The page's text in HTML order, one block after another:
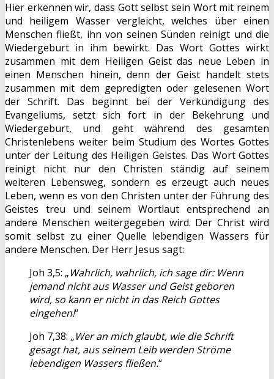
Hier erkennen wir, dass Gott selbst sein Wort mit reinem
und heiligem Wasser vergleicht, welches über einen
Menschen fließt, ihn von seinen Sünden reinigt und die
Wiedergeburt in ihm bewirkt. Das Wort Gottes wirkt
zusammen mit dem Heiligen Geist das neue Leben in
einen Menschen hinein, denn der Geist handelt stets
zusammen mit dem gepredigten oder gelesenen Wort
der Schrift. Das beginnt bei der Verkündigung des
Evangeliums, setzt sich fort in der Bekehrung und
Wiedergeburt, und geht während des gesamten
Christenlebens weiter beim Studium des Wortes Gottes
unter der Leitung des Heiligen Geistes. Das Wort Gottes
reinigt nicht nur den Christen ständig auf seinem
weiteren Lebensweg, sondern es erzeugt auch neues
Leben, wenn es von den Christen unter der Führung des
Geistes treu und seinem Wortlaut entsprechend an
andere Menschen weitergegeben wird. Der Christ wird
somit selbst zu einer Quelle lebendigen Wassers für
andere Menschen. Der Herr Jesus sagt:
Joh 3,5: „Wahrlich, wahrlich, ich sage dir: Wenn
jemand nicht aus Wasser und Geist geboren
wird, so kann er nicht in das Reich Gottes
eingehen!“
Joh 7,38: „Wer an mich glaubt, wie die Schrift
gesagt hat, aus seinem Leib werden Ströme
lebendigen Wassers fließen.“